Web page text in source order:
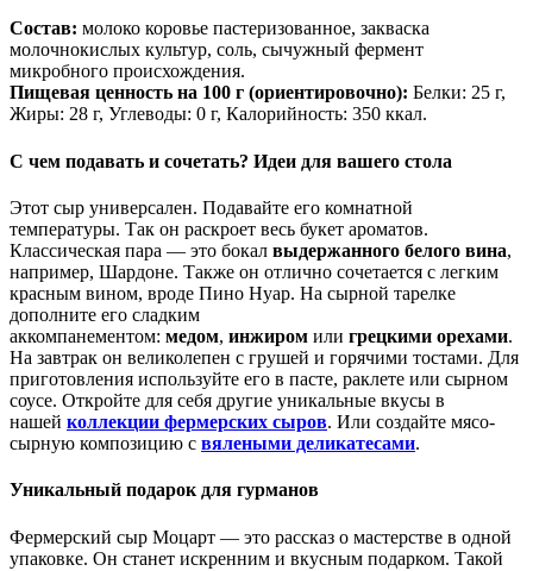
Состав: молоко коровье пастеризованное, закваска
молочнокислых культур, соль, сычужный фермент
микробного происхождения.
Пищевая ценность на 100 г (ориентировочно): Белки: 25 г,
Жиры: 28 г, Углеводы: 0 г, Калорийность: 350 ккал.
С чем подавать и сочетать? Идеи для вашего стола
Этот сыр универсален. Подавайте его комнатной
температуры. Так он раскроет весь букет ароматов.
Классическая пара — это бокал выдержанного белого вина,
например, Шардоне. Также он отлично сочетается с легким
красным вином, вроде Пино Нуар. На сырной тарелке
дополните его сладким
аккомпанементом: медом, инжиром или грецкими орехами.
На завтрак он великолепен с грушей и горячими тостами. Для
приготовления используйте его в пасте, раклете или сырном
соусе. Откройте для себя другие уникальные вкусы в
нашей коллекции фермерских сыров. Или создайте мясо-
сырную композицию с вялеными деликатесами.
Уникальный подарок для гурманов
Фермерский сыр Моцарт — это рассказ о мастерстве в одной
упаковке. Он станет искренним и вкусным подарком. Такой